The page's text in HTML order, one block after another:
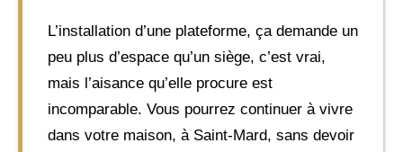
L’installation d’une plateforme, ça demande un
peu plus d’espace qu’un siège, c’est vrai,
mais l’aisance qu’elle procure est
incomparable. Vous pourrez continuer à vivre
dans votre maison, à Saint-Mard, sans devoir